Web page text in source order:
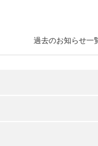
過去のお知らせ一